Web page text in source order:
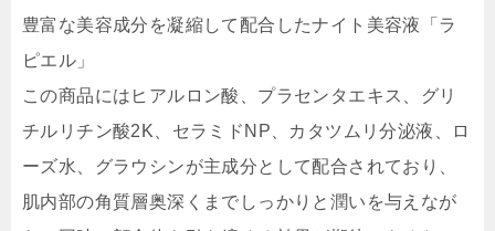
豊富な美容成分を凝縮して配合したナイト美容液「ラ
ピエル」
この商品にはヒアルロン酸、プラセンタエキス、グリ
チルリチン酸2K、セラミドNP、カタツムリ分泌液、ロ
ーズ水、グラウシンが主成分として配合されており、
肌内部の角質層奥深くまでしっかりと潤いを与えなが